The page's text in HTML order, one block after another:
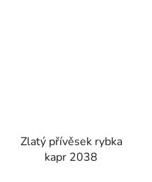
Zlatý přívěsek rybka
kapr 2038